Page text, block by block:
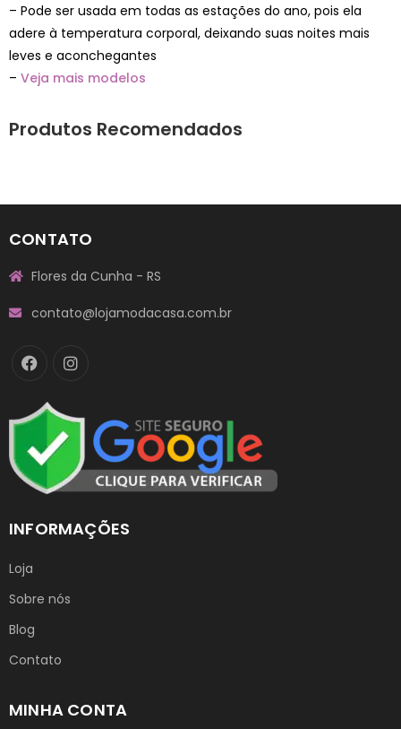
– Pode ser usada em todas as estações do ano, pois ela
adere à temperatura corporal, deixando suas noites mais
leves e aconchegantes
– Veja mais modelos
Produtos Recomendados
CONTATO
Flores da Cunha - RS
contato@lojamodacasa.com.br
INFORMAÇÕES
Loja
Sobre nós
Blog
Contato
MINHA CONTA